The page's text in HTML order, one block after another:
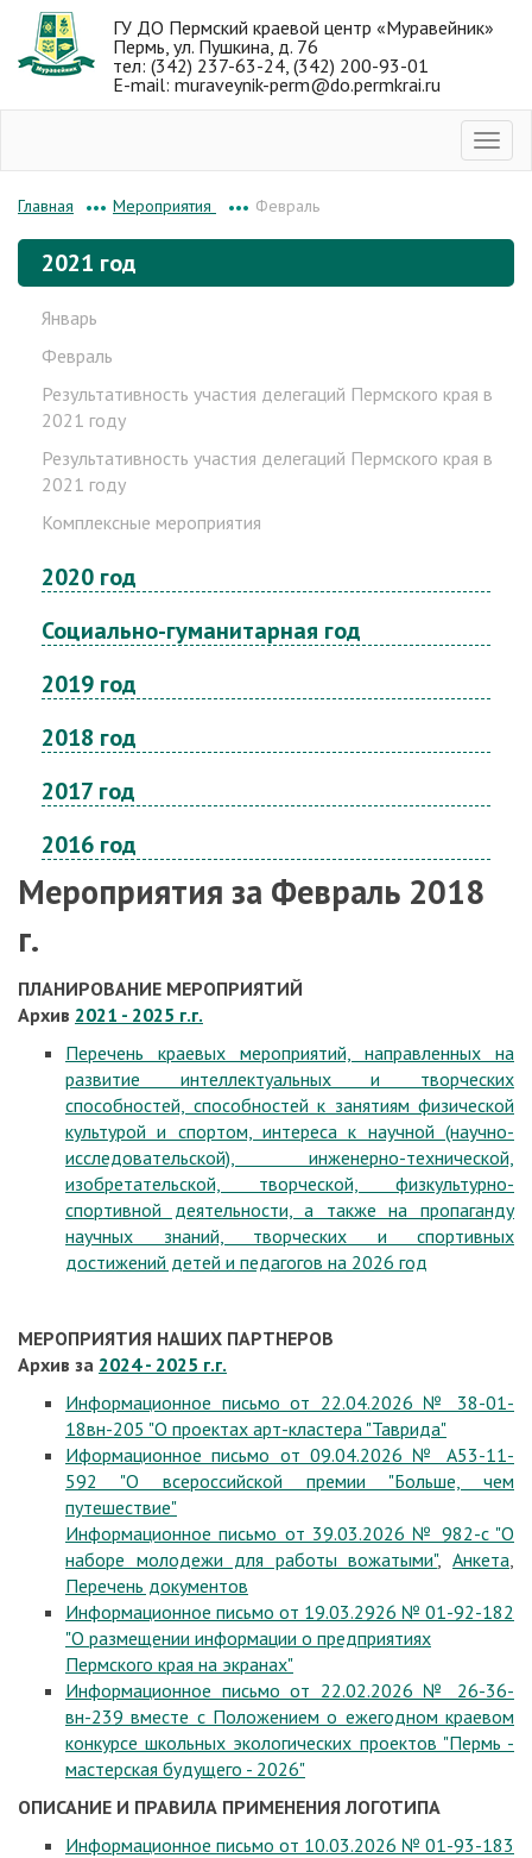
ГУ ДО Пермский краевой центр «Муравейник»
Пермь, ул. Пушкина, д. 76
тел: (342) 237-63-24, (342) 200-93-01
E-mail: muraveynik-perm@do.permkrai.ru
Главная ••• Мероприятия ••• Февраль
2021 год
Январь
Февраль
Результативность участия делегаций Пермского края в
2021 году
Результативность участия делегаций Пермского края в
2021 году
Комплексные мероприятия
2020 год
Социально-гуманитарная год
2019 год
2018 год
2017 год
2016 год
Мероприятия за Февраль 2018
г.
ПЛАНИРОВАНИЕ МЕРОПРИЯТИЙ
Архив 2021 - 2025 г.г.
Перечень краевых мероприятий, направленных на
развитие интеллектуальных и творческих
способностей, способностей к занятиям физической
культурой и спортом, интереса к научной (научно-
исследовательской), инженерно-технической,
изобретательской, творческой, физкультурно-
спортивной деятельности, а также на пропаганду
научных знаний, творческих и спортивных
достижений детей и педагогов на 2026 год
МЕРОПРИЯТИЯ НАШИХ ПАРТНЕРОВ
Архив за 2024 - 2025 г.г.
Информационное письмо от 22.04.2026 № 38-01-
18вн-205 "О проектах арт-кластера "Таврида"
Иформационное письмо от 09.04.2026 № А53-11-
592 "О всероссийской премии "Больше, чем
путешествие"
Информационное письмо от 39.03.2026 № 982-с "О
наборе молодежи для работы вожатыми",Анкета,
Перечень документов
Информационное письмо от 19.03.2926 № 01-92-182
"О размещении информации о предприятиях
Пермского края на экранах"
Информационное письмо от 22.02.2026 № 26-36-
вн-239 вместе с Положением о ежегодном краевом
конкурсе школьных экологических проектов "Пермь -
мастерская будущего - 2026"
ОПИСАНИЕ И ПРАВИЛА ПРИМЕНЕНИЯ ЛОГОТИПА
Информационное письмо от 10.03.2026 № 01-93-183